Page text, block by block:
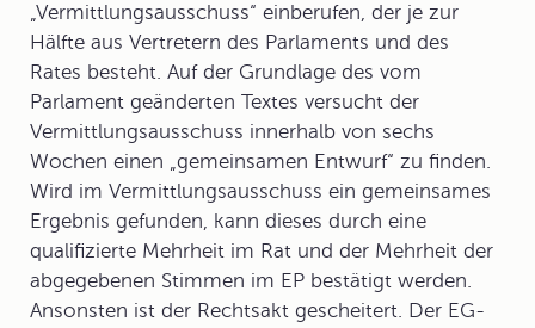
„Vermittlungsausschuss“ einberufen, der je zur
Hälfte aus Vertretern des Parlaments und des
Rates besteht. Auf der Grundlage des vom
Parlament geänderten Textes versucht der
Vermittlungsausschuss innerhalb von sechs
Wochen einen „gemeinsamen Entwurf“ zu finden.
Wird im Vermittlungsausschuss ein gemeinsames
Ergebnis gefunden, kann dieses durch eine
qualifizierte Mehrheit im Rat und der Mehrheit der
abgegebenen Stimmen im EP bestätigt werden.
Ansonsten ist der Rechtsakt gescheitert. Der EG-